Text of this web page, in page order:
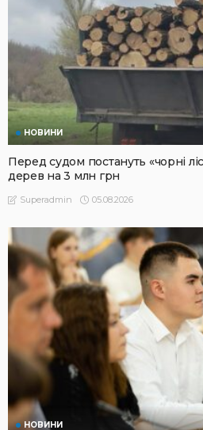
НОВИНИ
Перед судом постануть «чорні
дерев на 3 млн грн
Superadmin 05.08.2026
НОВИНИ